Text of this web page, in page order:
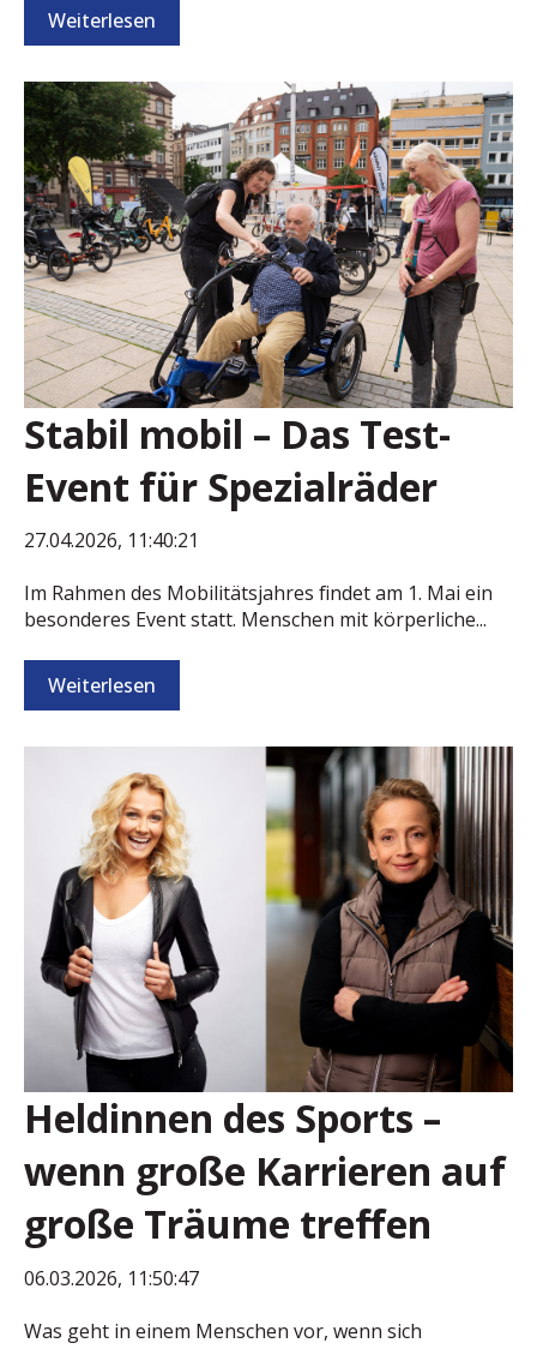
Weiterlesen
Stabil mobil – Das Test-
Event für Spezialräder
27.04.2026, 11:40:21
Im Rahmen des Mobilitätsjahres findet am 1. Mai ein
besonderes Event statt. Menschen mit körperliche...
Weiterlesen
Heldinnen des Sports –
wenn große Karrieren auf
große Träume treffen
06.03.2026, 11:50:47
Was geht in einem Menschen vor, wenn sich